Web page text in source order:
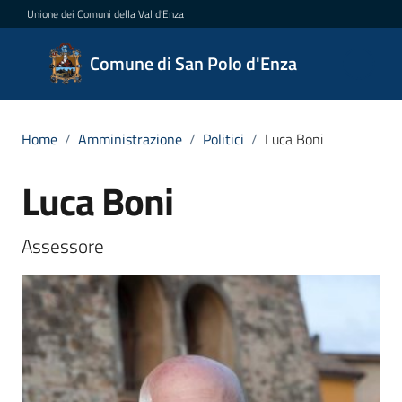
Vai al contenuto
Vai alla navigazione
Vai al footer
Unione dei Comuni della Val d'Enza
Comune di San Polo d'Enza
Comune
di San
d'Enza
Amministrazione
Menu selezionato
Novità
Servizi
Vivere
San
Home / Amministrazione / Politici / Luca Boni
Salta al contenuto
Luca Boni
Assessore